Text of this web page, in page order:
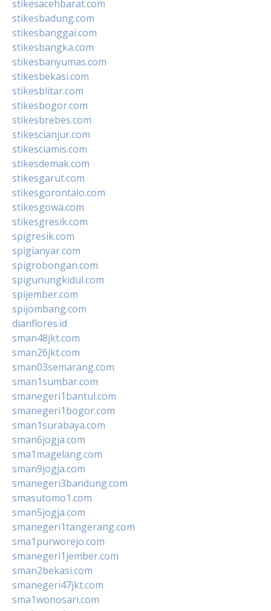
stikesacehbarat.com
stikesbadung.com
stikesbanggai.com
stikesbangka.com
stikesbanyumas.com
stikesbekasi.com
stikesblitar.com
stikesbogor.com
stikesbrebes.com
stikescianjur.com
stikesciamis.com
stikesdemak.com
stikesgarut.com
stikesgorontalo.com
stikesgowa.com
stikesgresik.com
spigresik.com
spigianyar.com
spigrobongan.com
spigunungkidul.com
spijember.com
spijombang.com
dianflores.id
sman48jkt.com
sman26jkt.com
sman03semarang.com
sman1sumbar.com
smanegeri1bantul.com
smanegeri1bogor.com
sman1surabaya.com
sman6jogja.com
sma1magelang.com
sman9jogja.com
smanegeri3bandung.com
smasutomo1.com
sman5jogja.com
smanegeri1tangerang.com
sma1purworejo.com
smanegeri1jember.com
sman2bekasi.com
smanegeri47jkt.com
sma1wonosari.com